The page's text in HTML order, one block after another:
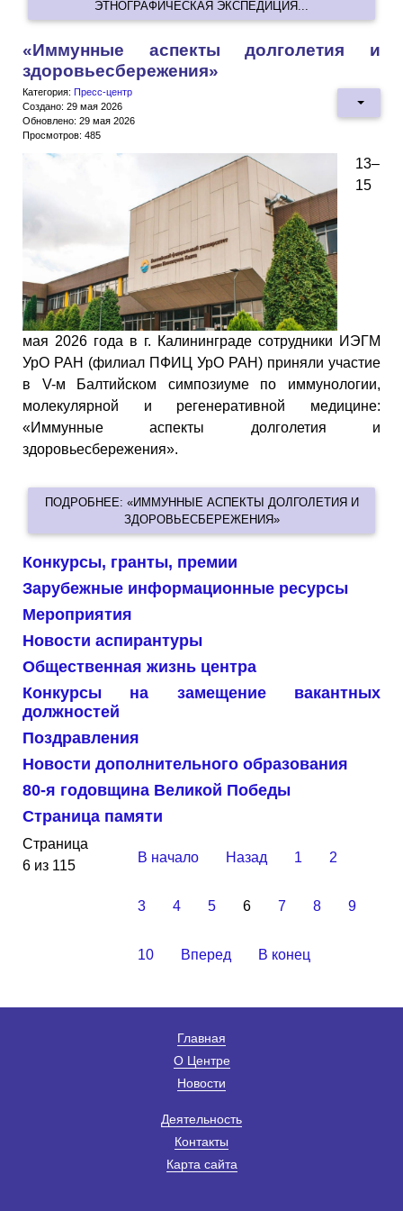
ЭТНОГРАФИЧЕСКАЯ ЭКСПЕДИЦИЯ...
«Иммунные аспекты долголетия и
здоровьесбережения»
Категория: Пресс-центр
Создано: 29 мая 2026
Обновлено: 29 мая 2026
Просмотров: 485
13–
15
мая 2026 года в г. Калининграде сотрудники ИЭГМ
УрО РАН (филиал ПФИЦ УрО РАН) приняли участие
в V-м Балтийском симпозиуме по иммунологии,
молекулярной и регенеративной медицине:
«Иммунные аспекты долголетия и
здоровьесбережения».
ПОДРОБНЕЕ: «ИММУННЫЕ АСПЕКТЫ ДОЛГОЛЕТИЯ И
ЗДОРОВЬЕСБЕРЕЖЕНИЯ»
Конкурсы, гранты, премии
Зарубежные информационные ресурсы
Мероприятия
Новости аспирантуры
Общественная жизнь центра
Конкурсы на замещение вакантных
должностей
Поздравления
Новости дополнительного образования
80-я годовщина Великой Победы
Страница памяти
Страница
6 из 115
В начало Назад 1 2
3 4 5 6 7 8 9
10 Вперед В конец
Главная
О Центре
Новости
Деятельность
Контакты
Карта сайта